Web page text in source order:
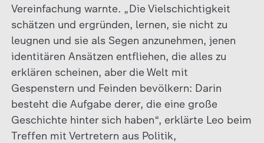
Vereinfachung warnte. „Die Vielschichtigkeit
schätzen und ergründen, lernen, sie nicht zu
leugnen und sie als Segen anzunehmen, jenen
identitären Ansätzen entfliehen, die alles zu
erklären scheinen, aber die Welt mit
Gespenstern und Feinden bevölkern: Darin
besteht die Aufgabe derer, die eine große
Geschichte hinter sich haben“, erklärte Leo beim
Treffen mit Vertretern aus Politik,